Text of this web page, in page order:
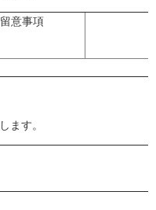
意事項
ます。